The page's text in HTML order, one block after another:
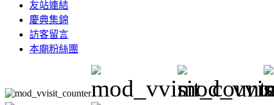
友站連結
慶典集錦
訪客留言
本廟粉絲團